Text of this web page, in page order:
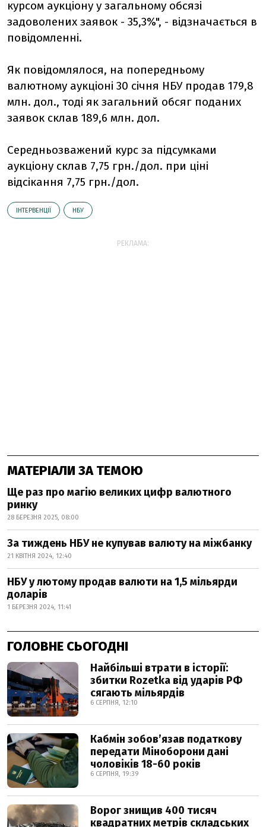
курсом аукціону у загальному обсязі
задоволених заявок - 35,3%", - відзначається в
повідомленні.
Як повідомлялося, на попередньому
валютному аукціоні 30 січня НБУ продав 179,8
млн. дол., тоді як загальний обсяг поданих
заявок склав 189,6 млн. дол.
Середньозважений курс за підсумками
аукціону склав 7,75 грн./дол. при ціні
відсікання 7,75 грн./дол.
ІНТЕРВЕНЦІЇ НБУ
РЕКЛАМА:
МАТЕРІАЛИ ЗА ТЕМОЮ
Ще раз про магію великих цифр валютного
ринку
28 БЕРЕЗНЯ 2025, 08:00
За тиждень НБУ не купував валюту на міжбанку
21 КВІТНЯ 2024, 12:40
НБУ у лютому продав валюти на 1,5 мільярди
доларів
1 БЕРЕЗНЯ 2024, 11:41
ГОЛОВНЕ СЬОГОДНІ
Найбільші втрати в історії:
збитки Rozetka від ударів РФ
сягають мільярдів
6 СЕРПНЯ, 12:10
Кабмін зобовʼязав податкову
передати Міноборони дані
чоловіків 18-60 років
6 СЕРПНЯ, 19:39
Ворог знищив 400 тисяч
квадратних метрів складських